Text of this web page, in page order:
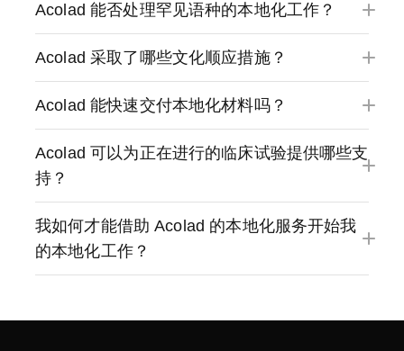
Acolad 能否处理罕见语种的本地化工作？
Acolad 采取了哪些文化顺应措施？
Acolad 能快速交付本地化材料吗？
Acolad 可以为正在进行的临床试验提供哪些支
持？
我如何才能借助 Acolad 的本地化服务开始我
的本地化工作？